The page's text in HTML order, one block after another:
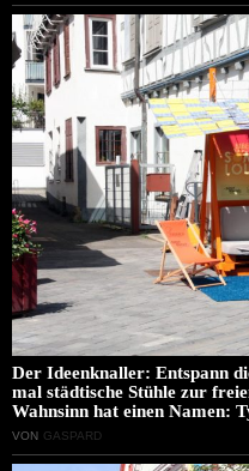
Der Ideenknaller: Entspann
mal städtische Stühle zur
Wahnsinn hat einen Namen:
VON GASPARD